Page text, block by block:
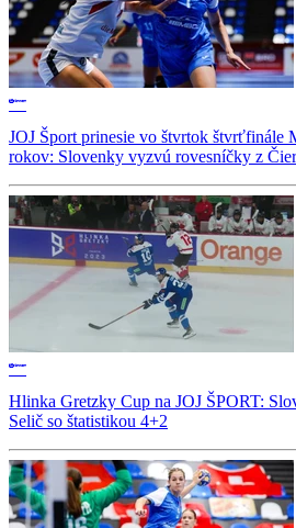
JOJ Šport prinesie vo štvrtok štvrťfinále
rokov: Slovenky vyzvú rovesníčky z
Hlinka Gretzky Cup na JOJ ŠPORT:
Selič so štatistikou 4+2